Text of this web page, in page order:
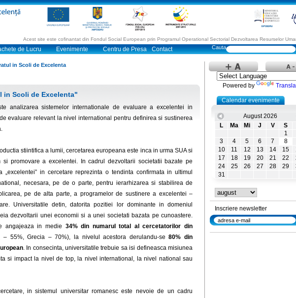
Acest site este cofinantat din Fondul Social European prin Programul Operational Sectorial Dezvoltarea Resurselor
de Lucru Evenimente Centru de Presa Contact
in Scoli de Excelenta
in Scoli de Excelenta"
analizarea sistemelor internationale de evaluare a excelentei in
evaluare relevant la nivel international pentru definirea si sustinerea
stiintifica a lumii, cercetarea europeana este inca in urma SUA si
promovare a excelentei. In cadrul dezvoltarii societatii bazate pe
„excelentei” in cercetare reprezinta o tendinta confirmata in ultimul
necesara, pe de o parte, pentru ierarhizarea si stabilirea de
pe de alta parte, a programelor de sustinere a excelentei –
Universitatile detin, datorita pozitiei lor dominante in domeniul
dezvoltarii unei economii si a unei societati bazata pe cunoastere.
angajeaza in medie 34% din numarul total al cercetatorilor din
– 55%, Grecia – 70%), la nivelul acestora derulandu-se80% din
. In consecinta, universitatile trebuie sa isi defineasca misiunea
si impact la nivel de top, la nivel international, la nivel national sau
in sistemul universitar romanesc este nevoie de un cadru
Powered by
Calendar evenimente
August 2026
L
Ma Mi J V S
1
3
4 5 6 7 8
10
11 12 13 14 15
17
18 19 20 21 22
24
25 26 27 28 29
31
Inscriere newsletter